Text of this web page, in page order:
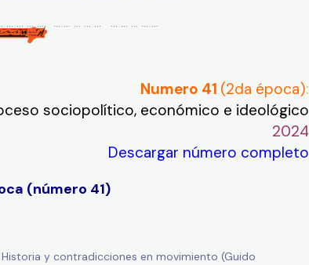
… … … … … … … … … … … … …
Numero 41 (2da época):
sociopolítico, económico e ideológico
2024
Descargar número completo
(número 41)
y contradicciones en movimiento (Guido